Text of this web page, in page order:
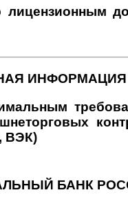
ИНФОРМАЦИЯ
ВЭК)
БАНК